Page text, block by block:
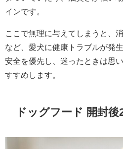
インです。
ここで無理に与えてしまうと、
など、愛犬に健康トラブルが発
安全を優先し、迷ったときは思
すすめします。
ドッグフード 開封